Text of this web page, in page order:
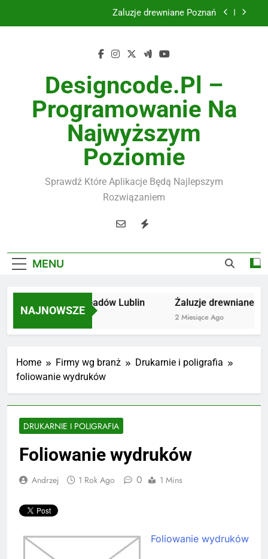
Żaluzje drewniane Poznań
Utylizacja odpadów Lublin
Żaluzje drewniane Poznań
Instalacje elektryczne Gdańsk
Designcode.pl –
Programowanie Na
Najwyższym
Poziomie
Sprawdź Które Aplikacje Będą Najlepszym
Rozwiązaniem
MENU
NAJNOWSZE
Utylizacja odpadów Lublin
2 Miesiące Ago
Żaluzje drewniane
2 Miesiące Ago
Home Firmy wg branż
Drukarnie i poligrafia
foliowanie wydruków
DRUKARNIE I POLIGRAFIA
Foliowanie wydruków
Andrzej 1 Rok Ago 0 1 Mins
Foliowanie wydruków